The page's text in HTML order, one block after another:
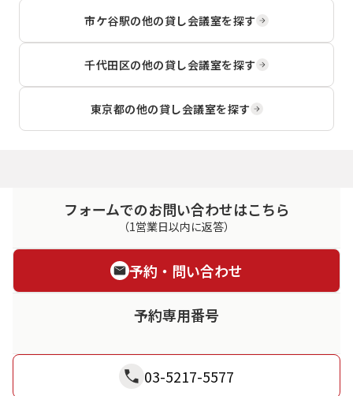
市ケ谷駅の他の貸し会議室を探す
千代田区の他の貸し会議室を探す
東京都の他の貸し会議室を探す
フォームでのお問い合わせはこちら
（1営業日以内に返答）
予約・問い合わせ
予約専用番号
03-5217-5577